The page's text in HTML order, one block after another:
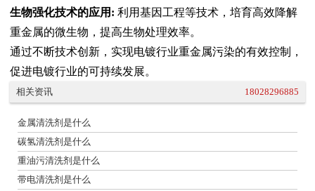
生物强化技术的应用: 利用基因工程等技术，培育高效降解
重金属的微生物，提高生物处理效率。
通过不断技术创新，实现电镀行业重金属污染的有效控制，
促进电镀行业的可持续发展。
相关资讯 18028296885
金属清洗剂是什么
碳氢清洗剂是什么
重油污清洗剂是什么
带电清洗剂是什么